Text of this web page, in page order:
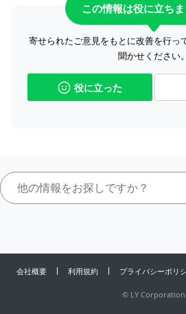
この情報は役に立ち
寄せられたご意見をもとに改善を行っ
聞かせください。
役に立った
会社概要 利用規約 プライバシーポリ
© LY Corporation